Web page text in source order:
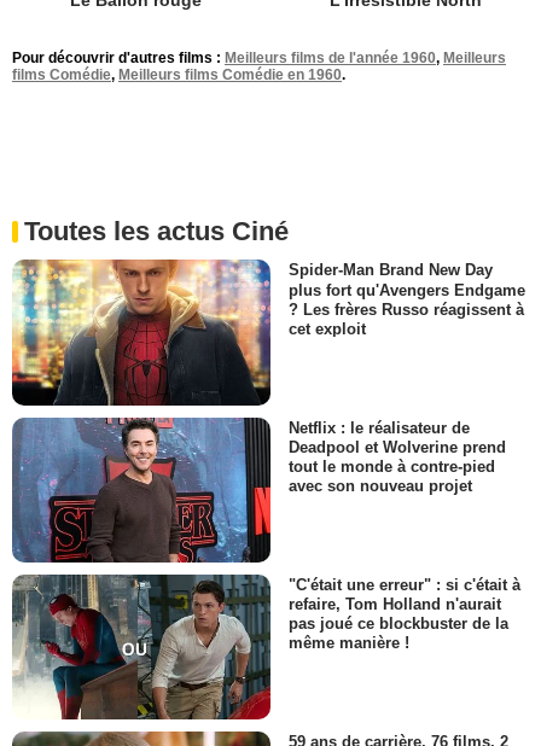
Pour découvrir d'autres films : Meilleurs films de l'année 1960, Meilleurs
films Comédie, Meilleurs films Comédie en 1960.
Toutes les actus Ciné
Spider-Man Brand New Day
plus fort qu'Avengers Endgame
? Les frères Russo réagissent à
cet exploit
Netflix : le réalisateur de
Deadpool et Wolverine prend
tout le monde à contre-pied
avec son nouveau projet
"C'était une erreur" : si c'était à
refaire, Tom Holland n'aurait
pas joué ce blockbuster de la
même manière !
59 ans de carrière, 76 films, 2